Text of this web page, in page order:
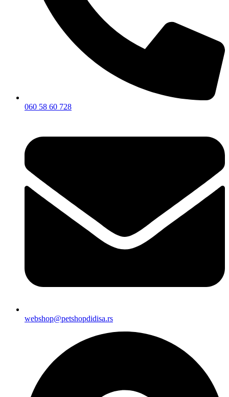
060 58 60 728
webshop@petshopdidisa.rs